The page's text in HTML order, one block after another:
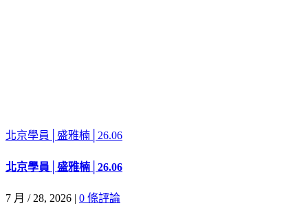
北京學員│盛雅楠│26.06
北京學員│盛雅楠│26.06
7 月 / 28, 2026 | 0 條評論